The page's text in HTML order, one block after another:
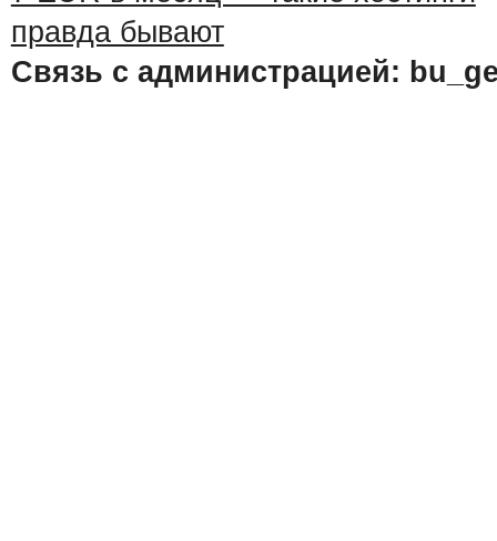
Связь с администрацией: